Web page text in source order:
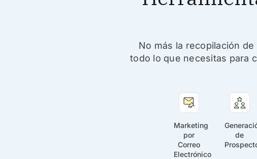
No más la recopilación
todo lo que necesitas para
Marketing
por
Correo
Electrónico
de